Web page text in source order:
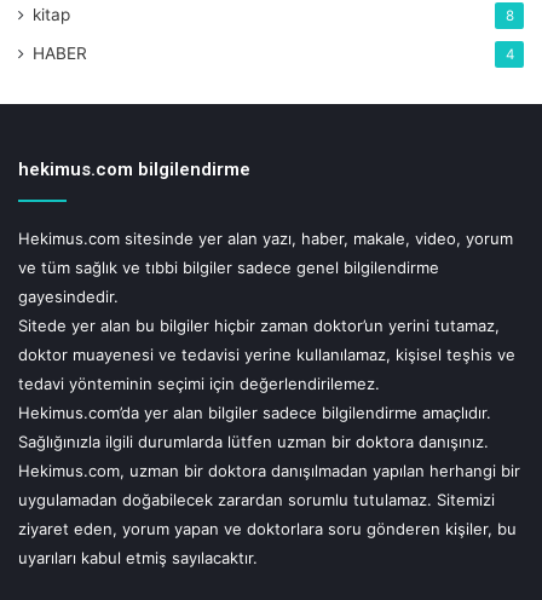
kitap 8
HABER 4
hekimus.com bilgilendirme
Hekimus.com sitesinde yer alan yazı, haber, makale, video, yorum
ve tüm sağlık ve tıbbi bilgiler sadece genel bilgilendirme
gayesindedir.
Sitede yer alan bu bilgiler hiçbir zaman doktor’un yerini tutamaz,
doktor muayenesi ve tedavisi yerine kullanılamaz, kişisel teşhis ve
tedavi yönteminin seçimi için değerlendirilemez.
Hekimus.com’da yer alan bilgiler sadece bilgilendirme amaçlıdır.
Sağlığınızla ilgili durumlarda lütfen uzman bir doktora danışınız.
Hekimus.com, uzman bir doktora danışılmadan yapılan herhangi bir
uygulamadan doğabilecek zarardan sorumlu tutulamaz. Sitemizi
ziyaret eden, yorum yapan ve doktorlara soru gönderen kişiler, bu
uyarıları kabul etmiş sayılacaktır.